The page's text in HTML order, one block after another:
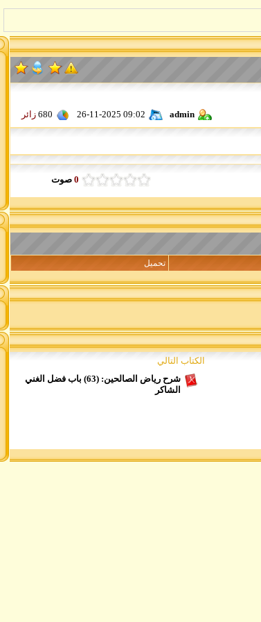
680 زائر 26-11-2025 09:02 admin
0 صوت
تحميل
الكتاب التالي
شرح رياض الصالحين: (63) باب فضل الغني
الشاكر